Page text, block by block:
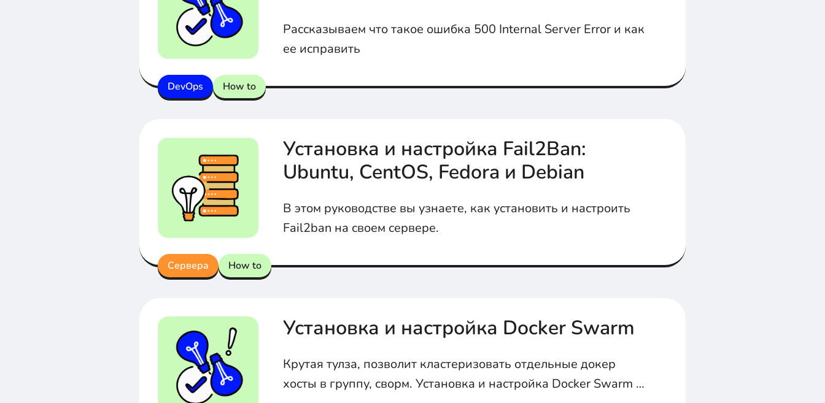
DevOps How to
Рассказываем что такое ошибка 500 Internal Server Error и как
ее исправить
Сервера How to
Установка и настройка Fail2Ban:
Ubuntu, CentOS, Fedora и Debian
В этом руководстве вы узнаете, как установить и настроить
Fail2ban на своем сервере.
Установка и настройка Docker Swarm
Крутая тулза, позволит кластеризовать отдельные докер
хосты в группу, сворм. Установка и настройка Docker Swarm в